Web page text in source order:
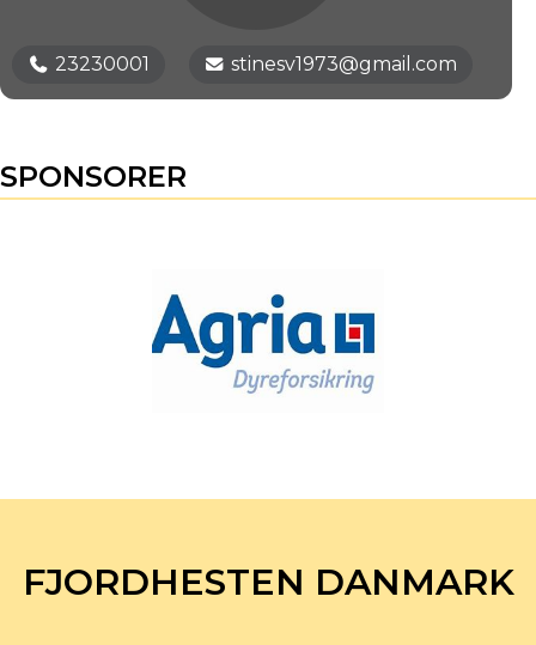
23230001 stinesv1973@gmail.com
SPONSORER
FJORDHESTEN DANMARK